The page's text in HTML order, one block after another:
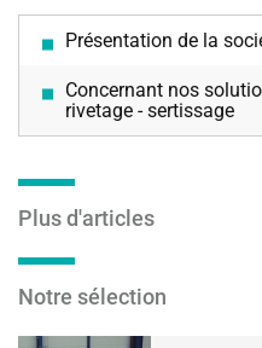
Présentation de la
Concernant nos
rivetage - sertissage
Plus d'articles
Notre sélection